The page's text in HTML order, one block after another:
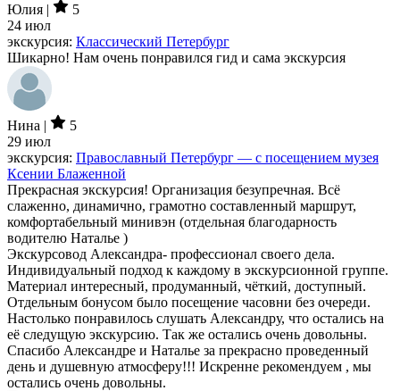
Юлия |
5
24 июл
экскурсия: Классический Петербург
Шикарно! Нам очень понравился гид и сама экскурсия
Нина |
5
29 июл
экскурсия: Православный Петербург — с посещением музея
Ксении Блаженной
Прекрасная экскурсия! Организация безупречная. Всё
слаженно, динамично, грамотно составленный маршрут,
комфортабельный минивэн (отдельная благодарность
водителю Наталье )
Экскурсовод Александра- профессионал своего дела.
Индивидуальный подход к каждому в экскурсионной группе.
Материал интересный, продуманный, чёткий, доступный.
Отдельным бонусом было посещение часовни без очереди.
Настолько понравилось слушать Александру, что остались на
её следущую экскурсию. Так же остались очень довольны.
Спасибо Александре и Наталье за прекрасно проведенный
день и душевную атмосферу!!! Искренне рекомендуем , мы
остались очень довольны.